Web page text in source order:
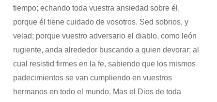
tiempo; echando toda vuestra ansiedad sobre él,
porque él tiene cuidado de vosotros. Sed sobrios, y
velad; porque vuestro adversario el diablo, como león
rugiente, anda alrededor buscando a quien devorar; al
cual resistid firmes en la fe, sabiendo que los mismos
padecimientos se van cumpliendo en vuestros
hermanos en todo el mundo. Mas el Dios de toda